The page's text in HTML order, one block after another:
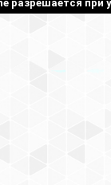
разрешается